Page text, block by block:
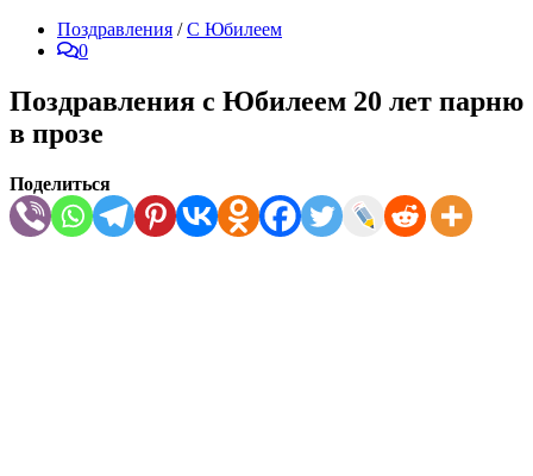
Поздравления / С Юбилеем
0
Поздравления с Юбилеем 20 лет парню
в прозе
Поделиться